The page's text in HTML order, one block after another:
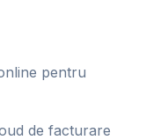
pentru
de facturare